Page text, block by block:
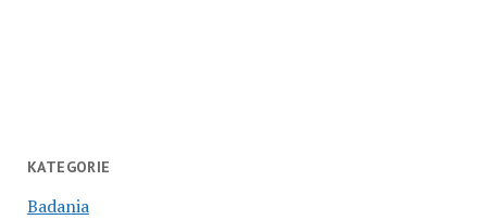
KATEGORIE
Badania